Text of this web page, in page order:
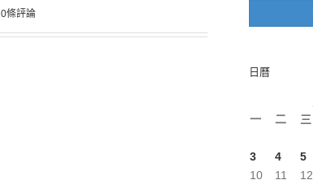
0條評論
日曆
一
二 三
3
4 5
10
11 12